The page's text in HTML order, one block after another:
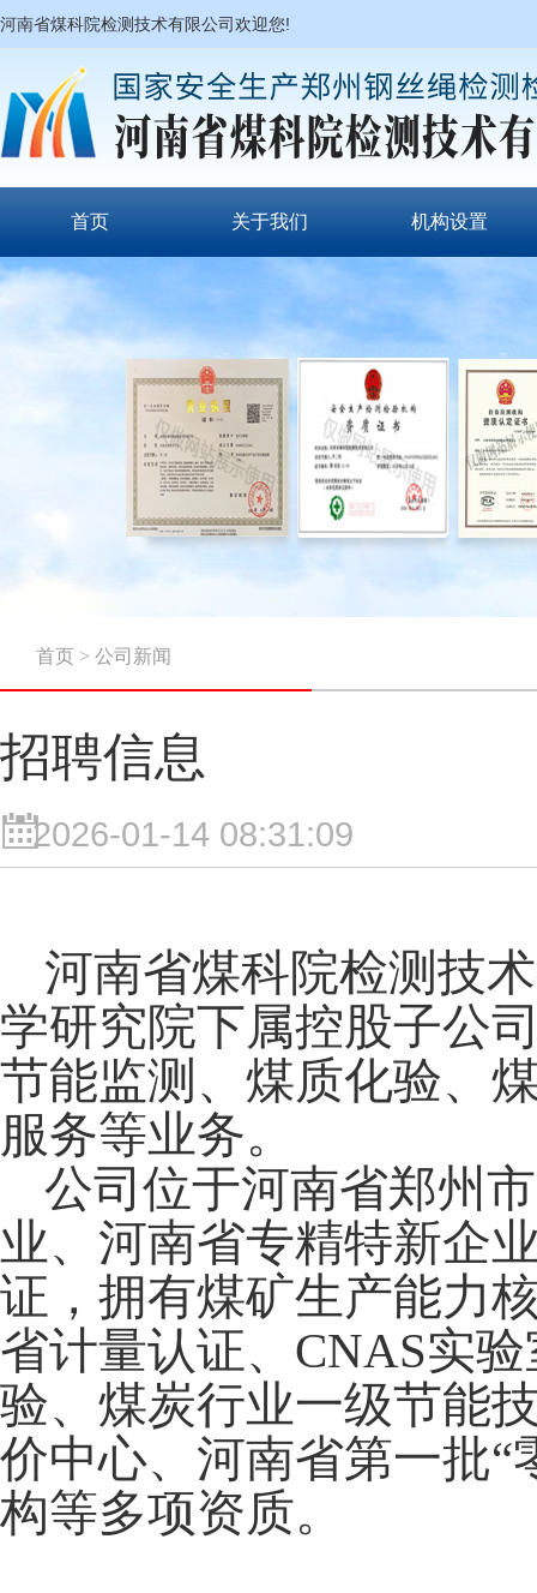
河南省煤科院检测技术有限公司欢迎您!
首页 关于我们 机构设置
首页 > 公司新闻
招聘信息
2026-01-14 08:31:09
河南省煤科院检测技
学研究院下属控股子公
节能监测、煤质化验、
服务等业务。
公司位于河南省郑州
业、河南省专精特新企
证，拥有煤矿生产能力
省计量认证、 CNAS实
验、煤炭行业一级节能
价中心、河南省第一批“
构等多项资质。